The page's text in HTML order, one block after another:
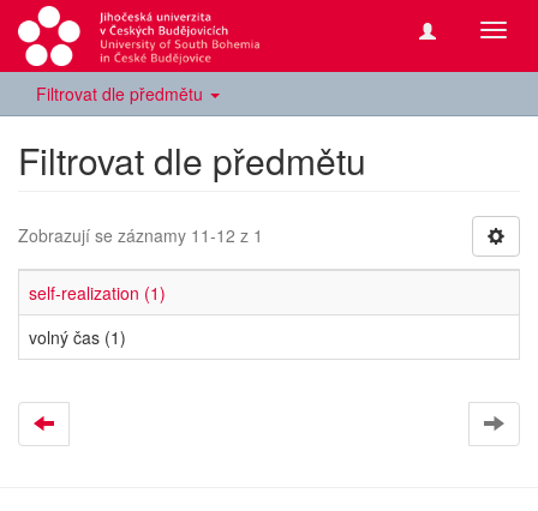
Filtrovat dle předmětu
Filtrovat dle předmětu
Zobrazují se záznamy 11-12 z 1
self-realization (1)
volný čas (1)